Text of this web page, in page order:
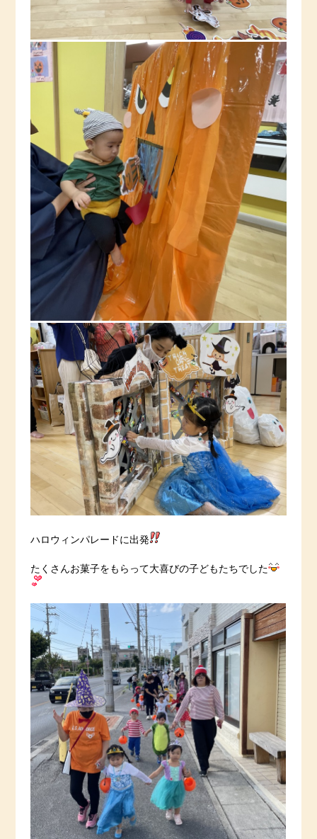
ハロウィンパレードに出発
たくさんお菓子をもらって大喜びの子どもたちでした